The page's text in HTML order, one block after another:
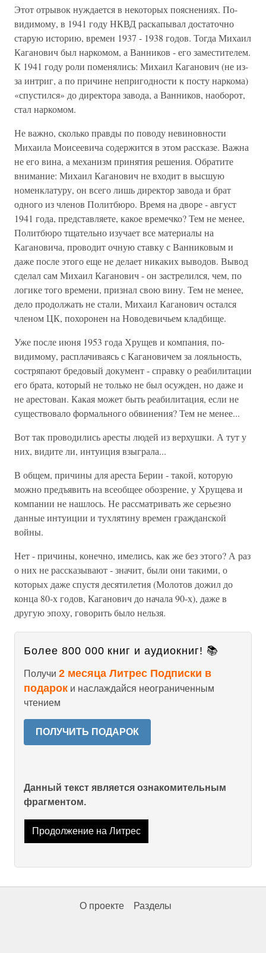
Этот отрывок нуждается в некоторых пояснениях. По-
видимому, в 1941 году НКВД раскапывал достаточно
старую историю, времен 1937 - 1938 годов. Тогда Михаил
Каганович был наркомом, а Ванников - его заместителем.
К 1941 году роли поменялись: Михаил Каганович (не из-
за интриг, а по причине непригодности к посту наркома)
«спустился» до директора завода, а Ванников, наоборот,
стал наркомом.
Не важно, сколько правды по поводу невиновности
Михаила Моисеевича содержится в этом рассказе. Важна
не его вина, а механизм принятия решения. Обратите
внимание: Михаил Каганович не входит в высшую
номенклатуру, он всего лишь директор завода и брат
одного из членов Политбюро. Время на дворе - август
1941 года, представляете, какое времечко? Тем не менее,
Политбюро тщательно изучает все материалы на
Кагановича, проводит очную ставку с Ванниковым и
даже после этого еще не делает никаких выводов. Вывод
сделал сам Михаил Каганович - он застрелился, чем, по
логике того времени, признал свою вину. Тем не менее,
дело продолжать не стали, Михаил Каганович остался
членом ЦК, похоронен на Новодевичьем кладбище.
Уже после июня 1953 года Хрущев и компания, по-
видимому, расплачиваясь с Кагановичем за лояльность,
состряпают бредовый документ - справку о реабилитации
его брата, который не только не был осужден, но даже и
не арестован. Какая может быть реабилитация, если не
существовало формального обвинения? Тем не менее...
Вот так проводились аресты людей из верхушки. А тут у
них, видите ли, интуиция взыграла...
В общем, причины для ареста Берии - такой, которую
можно предъявить на всеобщее обозрение, у Хрущева и
компании не нашлось. Не рассматривать же серьезно
данные интуиции и тухлятину времен гражданской
войны.
Нет - причины, конечно, имелись, как же без этого? А раз
о них не рассказывают - значит, были они такими, о
которых даже спустя десятилетия (Молотов дожил до
конца 80-х годов, Каганович до начала 90-х), даже в
другую эпоху, говорить было нельзя.
Более 800 000 книг и аудиокниг! 📚
Получи 2 месяца Литрес Подписки в
подарок и наслаждайся неограниченным
чтением
ПОЛУЧИТЬ ПОДАРОК
Данный текст является ознакомительным
фрагментом.
Продолжение на Литрес
О проекте Разделы